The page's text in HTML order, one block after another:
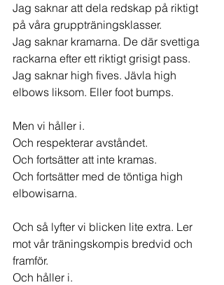
Jag saknar att dela redskap på riktigt
på våra gruppträningsklasser.
Jag saknar kramarna. De där svettiga
rackarna efter ett riktigt grisigt pass.
Jag saknar high fives. Jävla high
elbows liksom. Eller foot bumps.
Men vi håller i.
Och respekterar avståndet.
Och fortsätter att inte kramas.
Och fortsätter med de töntiga high
elbowisarna.
Och så lyfter vi blicken lite extra. Ler
mot vår träningskompis bredvid och
framför.
Och håller i.